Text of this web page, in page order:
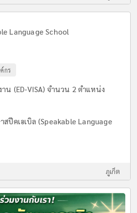
Language School
กร
น (ED-VISA) จำนวน 2 ตำแหน่ง
สปีคเอเบิล (Speakable Language
ภูเก็ต